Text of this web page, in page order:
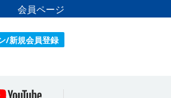
会員ページ
/新規会員登録